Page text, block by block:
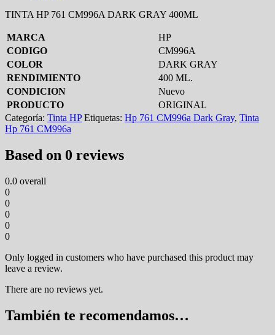
TINTA HP 761 CM996A DARK GRAY 400ML
MARCA
HP
CODIGO
CM996A
COLOR
DARK GRAY
RENDIMIENTO
400 ML.
CONDICION
Nuevo
PRODUCTO
ORIGINAL
Categoría: Tinta HP Etiquetas: Hp 761 CM996a Dark Gray, Tinta
Hp 761 CM996a
Based on 0 reviews
0.0 overall
0
0
0
0
0
Only logged in customers who have purchased this product may
leave a review.
There are no reviews yet.
También te recomendamos…